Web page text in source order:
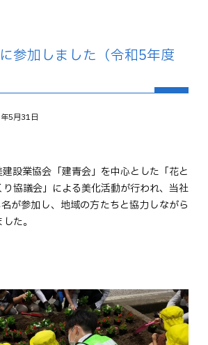
参加しました（令和5年度
5月31日
設業協会「建青会」を中心とした「花と
協議会」による美化活動が行われ、当社
が参加し、地域の方たちと協力しながら
た。